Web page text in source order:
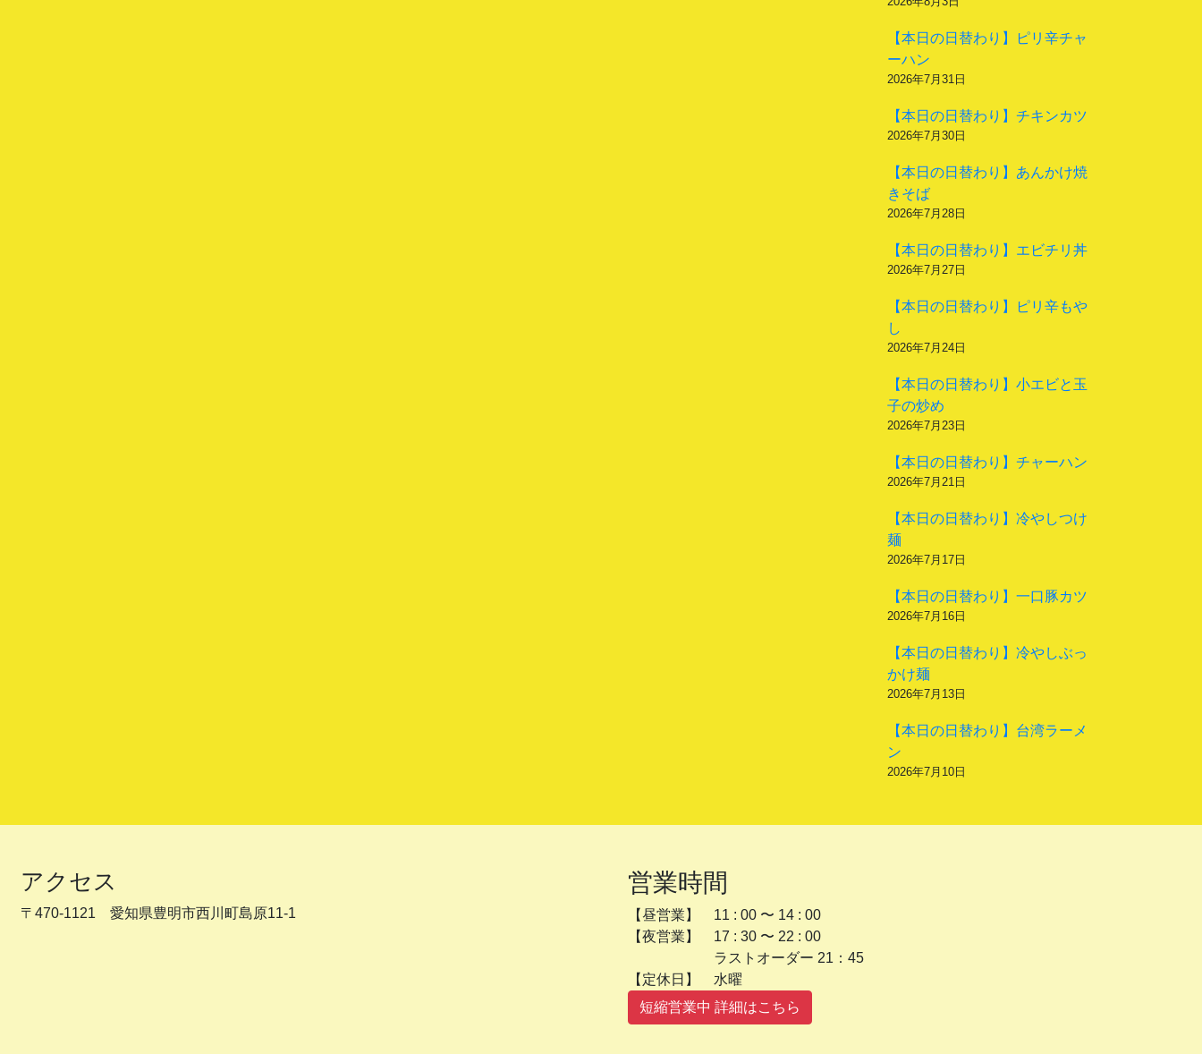
【本日の日替わり】ピリ辛チャ
ーハン
2026年7月31日
【本日の日替わり】チキンカツ
2026年7月30日
【本日の日替わり】あんかけ焼
きそば
2026年7月28日
【本日の日替わり】エビチリ丼
2026年7月27日
【本日の日替わり】ピリ辛もや
し
2026年7月24日
【本日の日替わり】小エビと玉
子の炒め
2026年7月23日
【本日の日替わり】チャーハン
2026年7月21日
【本日の日替わり】冷やしつけ
麺
2026年7月17日
【本日の日替わり】一口豚カツ
2026年7月16日
【本日の日替わり】冷やしぶっ
かけ麺
2026年7月13日
【本日の日替わり】台湾ラーメ
ン
2026年7月10日
アクセス
〒470-1121 愛知県豊明市西川町島原11-1
営業時間
【昼営業】 11 : 00 〜 14 : 00
【夜営業】 17 : 30 〜 22 : 00
ラストオーダー 21：45
【定休日】 水曜
短縮営業中 詳細はこちら